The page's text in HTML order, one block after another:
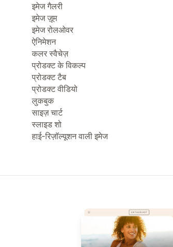
इमेज गैलरी
इमेज ज़ूम
इमेज रोलओवर
ऐनिमेशन
कलर स्वैचेज़
प्रोडक्ट के विकल्प
प्रोडक्ट टैब
प्रोडक्ट वीडियो
लुकबुक
साइज़ चार्ट
स्लाइड शो
हाई-रिज़ॉल्यूशन वाली इमेज